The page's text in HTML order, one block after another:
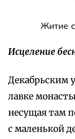
Житие
Исцеление
Декабрьским
лавке
несущая там
с маленькой